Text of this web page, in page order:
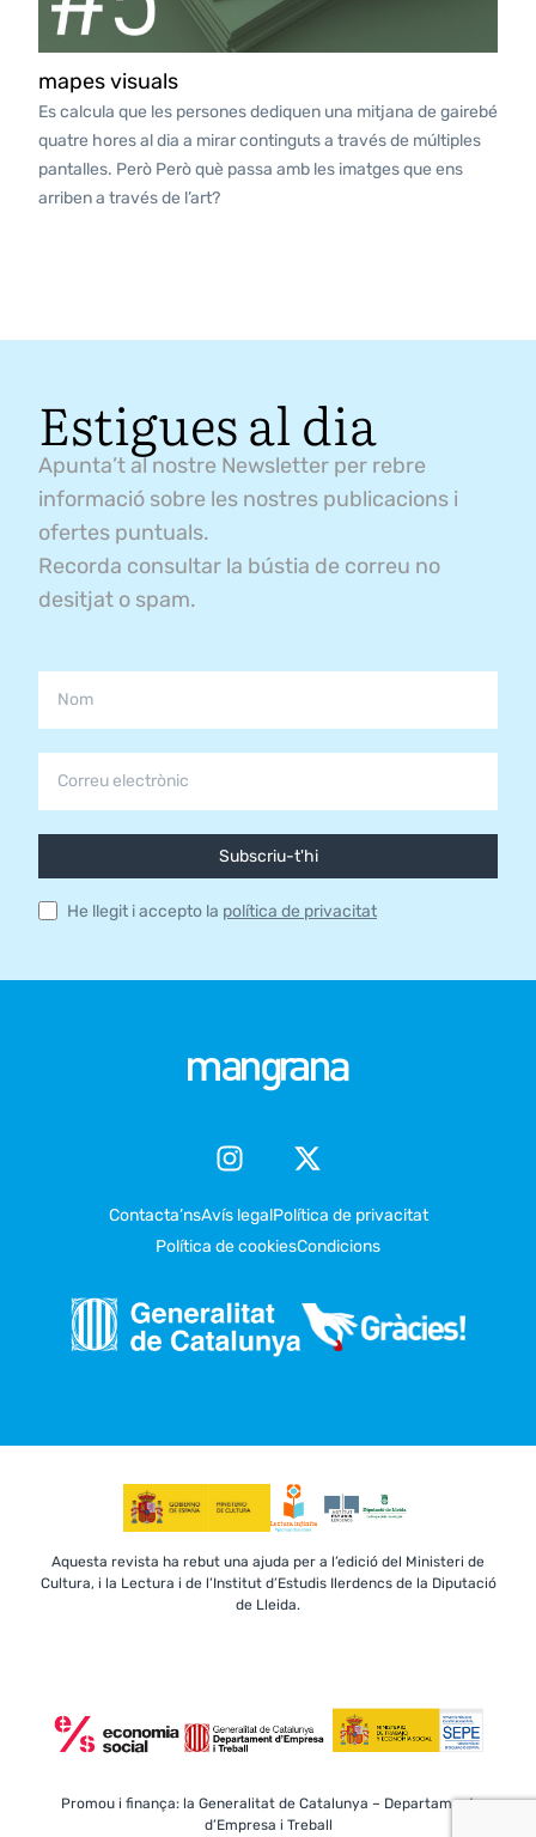
mapes visuals
Es calcula que les persones dediquen una mitjana de gairebé
quatre hores al dia a mirar continguts a través de múltiples
pantalles. Però Però què passa amb les imatges que ens
arriben a través de l’art?
Estigues al dia
Apunta’t al nostre Newsletter per rebre
informació sobre les nostres publicacions i
ofertes puntuals.
Recorda consultar la bústia de correu no
desitjat o spam.
Subscriu-t'hi
He llegit i accepto la política de privacitat
Contacta’nsAvís legalPolítica de privacitat
Política de cookiesCondicions
Aquesta revista ha rebut una ajuda per a l’edició del Ministeri de
Cultura, i la Lectura i de l’Institut d’Estudis Ilerdencs de la Diputació
de Lleida.
Promou i finança: la Generalitat de Catalunya – Departament
d’Empresa i Treball